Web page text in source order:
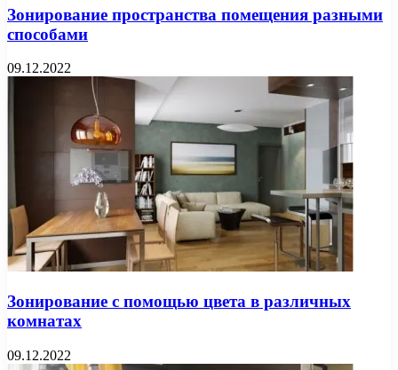
Зонирование пространства помещения разными
способами
09.12.2022
Зонирование с помощью цвета в различных
комнатах
09.12.2022